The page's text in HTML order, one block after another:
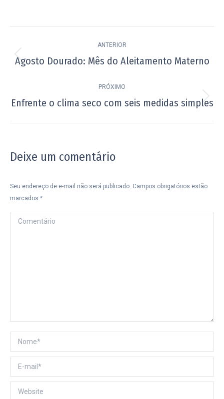
de
ANTERIOR
Post
Agosto Dourado: Mês do Aleitamento Materno
PRÓXIMO
Próximo
Enfrente o clima seco com seis medidas simples
Deixe um comentário
Seu endereço de e-mail não será publicado. Campos obrigatórios estão
marcados *
Comentário
Nome *
E-mail *
Website